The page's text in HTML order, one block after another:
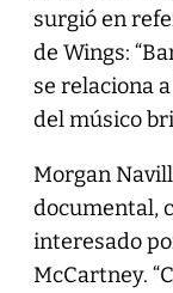
surgió en
de Wings:
se relaciona
del músico
Morgan
documental,
interesado
McCartney.